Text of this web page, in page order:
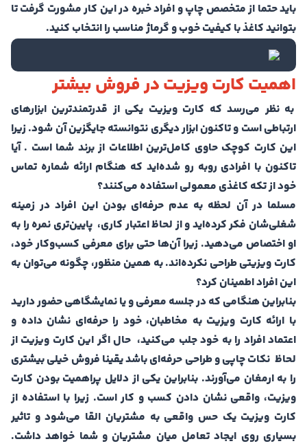
بايد حتما از متخصص چاپ و افراد خبره در اين کار مشورت گرفت تا
بتوانید کاغذ با کيفيت خوب و گرماژ مناسب را انتخاب کنید.
اهمیت کارت ویزیت در فروش بیشتر
به نظر می‌رسد که کارت ویزیت یکی از قدرتمندترین ابزارهای
ارتباطی است و تاکنون ابزار دیگری نتوانسته جایگزین آن شود. زیرا
این کارت کوچک حاوی کامل‌ترین اطلاعات از برند شما است . آیا
تاکنون با افرادی روبه رو شده‌اید که هنگام ارائه شماره تماس
خود از تکه کاغذی معمولی استفاده می‌کنند؟
مسلما در آن لحظه به عدم حرفه‌ای بودن این افراد در زمینه
شغلی‌شان فکر کرده‌اید و از لحاظ اعتبار کاری، پایین‌تری نمره را به
او اختصاص می‌دهید. زیرا آن‌ها حتی برای معرفی کسب‌وکار خود،
کارت ویزیتی طراحی نکرده‌اند. به همین منظور، چگونه می‌توان به
این افراد اطمینان کرد؟
بنابراین هنگامی که در جلسه معرفی و یا نمایشگاهی حضور دارید
با ارائه کارت ویزیت به مخاطبان، خود را حرفه‌ای نشان داده و
اعتماد افراد را به خود جلب می‌کنید، حال اگر این کارت ویزیت از
لحاظ نکات چاپی و طراحی حرفه‌ای باشد یقینا فروش خیلی بیشتری
را به ارمغان می‌آورند. بنابراین یکی از دلایل پراهمیت بودن کارت
ویزیت، واقعی نشان دادن کسب و کار است. زیرا با استفاده از
کارت ویزیت یک حس واقعی به مشتریان القا می‌شود و تاثیر
بسیاری روی ایجاد تعامل میان مشتریان و شما خواهد داشت.